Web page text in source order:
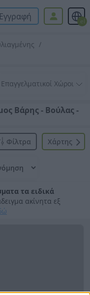
Εγγραφή el
Βάρης - Βούλας -
Xάρτης
Φίλτρα
τα ειδικά
ακίνητα εξ